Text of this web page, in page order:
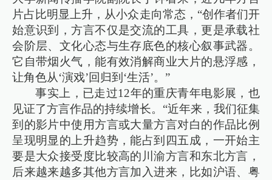
片占比明显上升，从小众走向常态，“创作者们开
始意识到，方言不仅是交流的工具，更是承载社
会阶层、文化心态与生存底色的核心叙事武器。
它自带烟火气，能有效消解商业大片的悬浮感，
让角色从‘演戏’回归到‘生活’。”
事实上，已走过12年的重庆青年电影展，也
见证了方言作品的持续增长。“近年来，我们征集
到的影片中使用方言或大量方言对白的作品比例
呈现明显的上升趋势，能占到四五成，一开始主
要是大众接受度比较高的川渝方言和东北方言，
后来越来越多其他方言加入进来，比如沪语、粤